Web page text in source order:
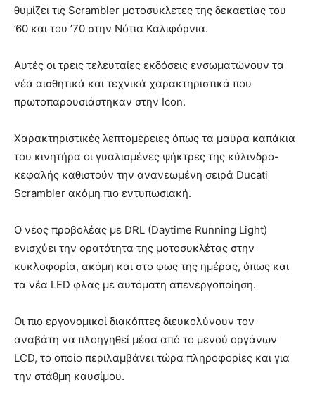
θυμίζει τις Scrambler μοτοσυκλετες της δεκαετίας του
’60 και του ’70 στην Νότια Καλιφόρνια.
Αυτές οι τρεις τελευταίες εκδόσεις ενσωματώνουν τα
νέα αισθητικά και τεχνικά χαρακτηριστικά που
πρωτοπαρουσιάστηκαν στην Icon.
Χαρακτηριστικές λεπτομέρειες όπως τα μαύρα καπάκια
του κινητήρα οι γυαλισμένες ψήκτρες της κύλινδρο-
κεφαλής καθιστούν την ανανεωμένη σειρά Ducati
Scrambler ακόμη πιο εντυπωσιακή.
Ο νέος προβολέας με DRL (Daytime Running Light)
ενισχύει την ορατότητα της μοτοσυκλέτας στην
κυκλοφορία, ακόμη και στο φως της ημέρας, όπως και
τα νέα LED φλας με αυτόματη απενεργοποίηση.
Οι πιο εργονομικοί διακόπτες διευκολύνουν τον
αναβάτη να πλοηγηθεί μέσα από το μενού οργάνων
LCD, το οποίο περιλαμβάνει τώρα πληροφορίες και για
την στάθμη καυσίμου.